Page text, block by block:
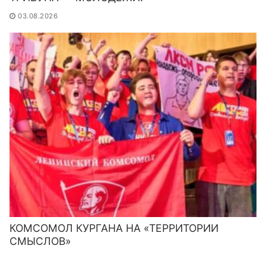
03.08.2026
КОМСОМОЛ КУРГАНА НА «ТЕРРИТОРИИ
СМЫСЛОВ»